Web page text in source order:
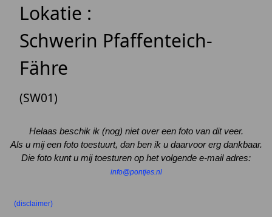
Lokatie :
Schwerin Pfaffenteich-
Fähre
(SW01)
Helaas beschik ik (nog) niet over een foto van dit veer.
Als u mij een foto toestuurt, dan ben ik u daarvoor erg dankbaar.
Die foto kunt u mij toesturen op het volgende e-mail adres:
info@pontjes.nl
(disclaimer)